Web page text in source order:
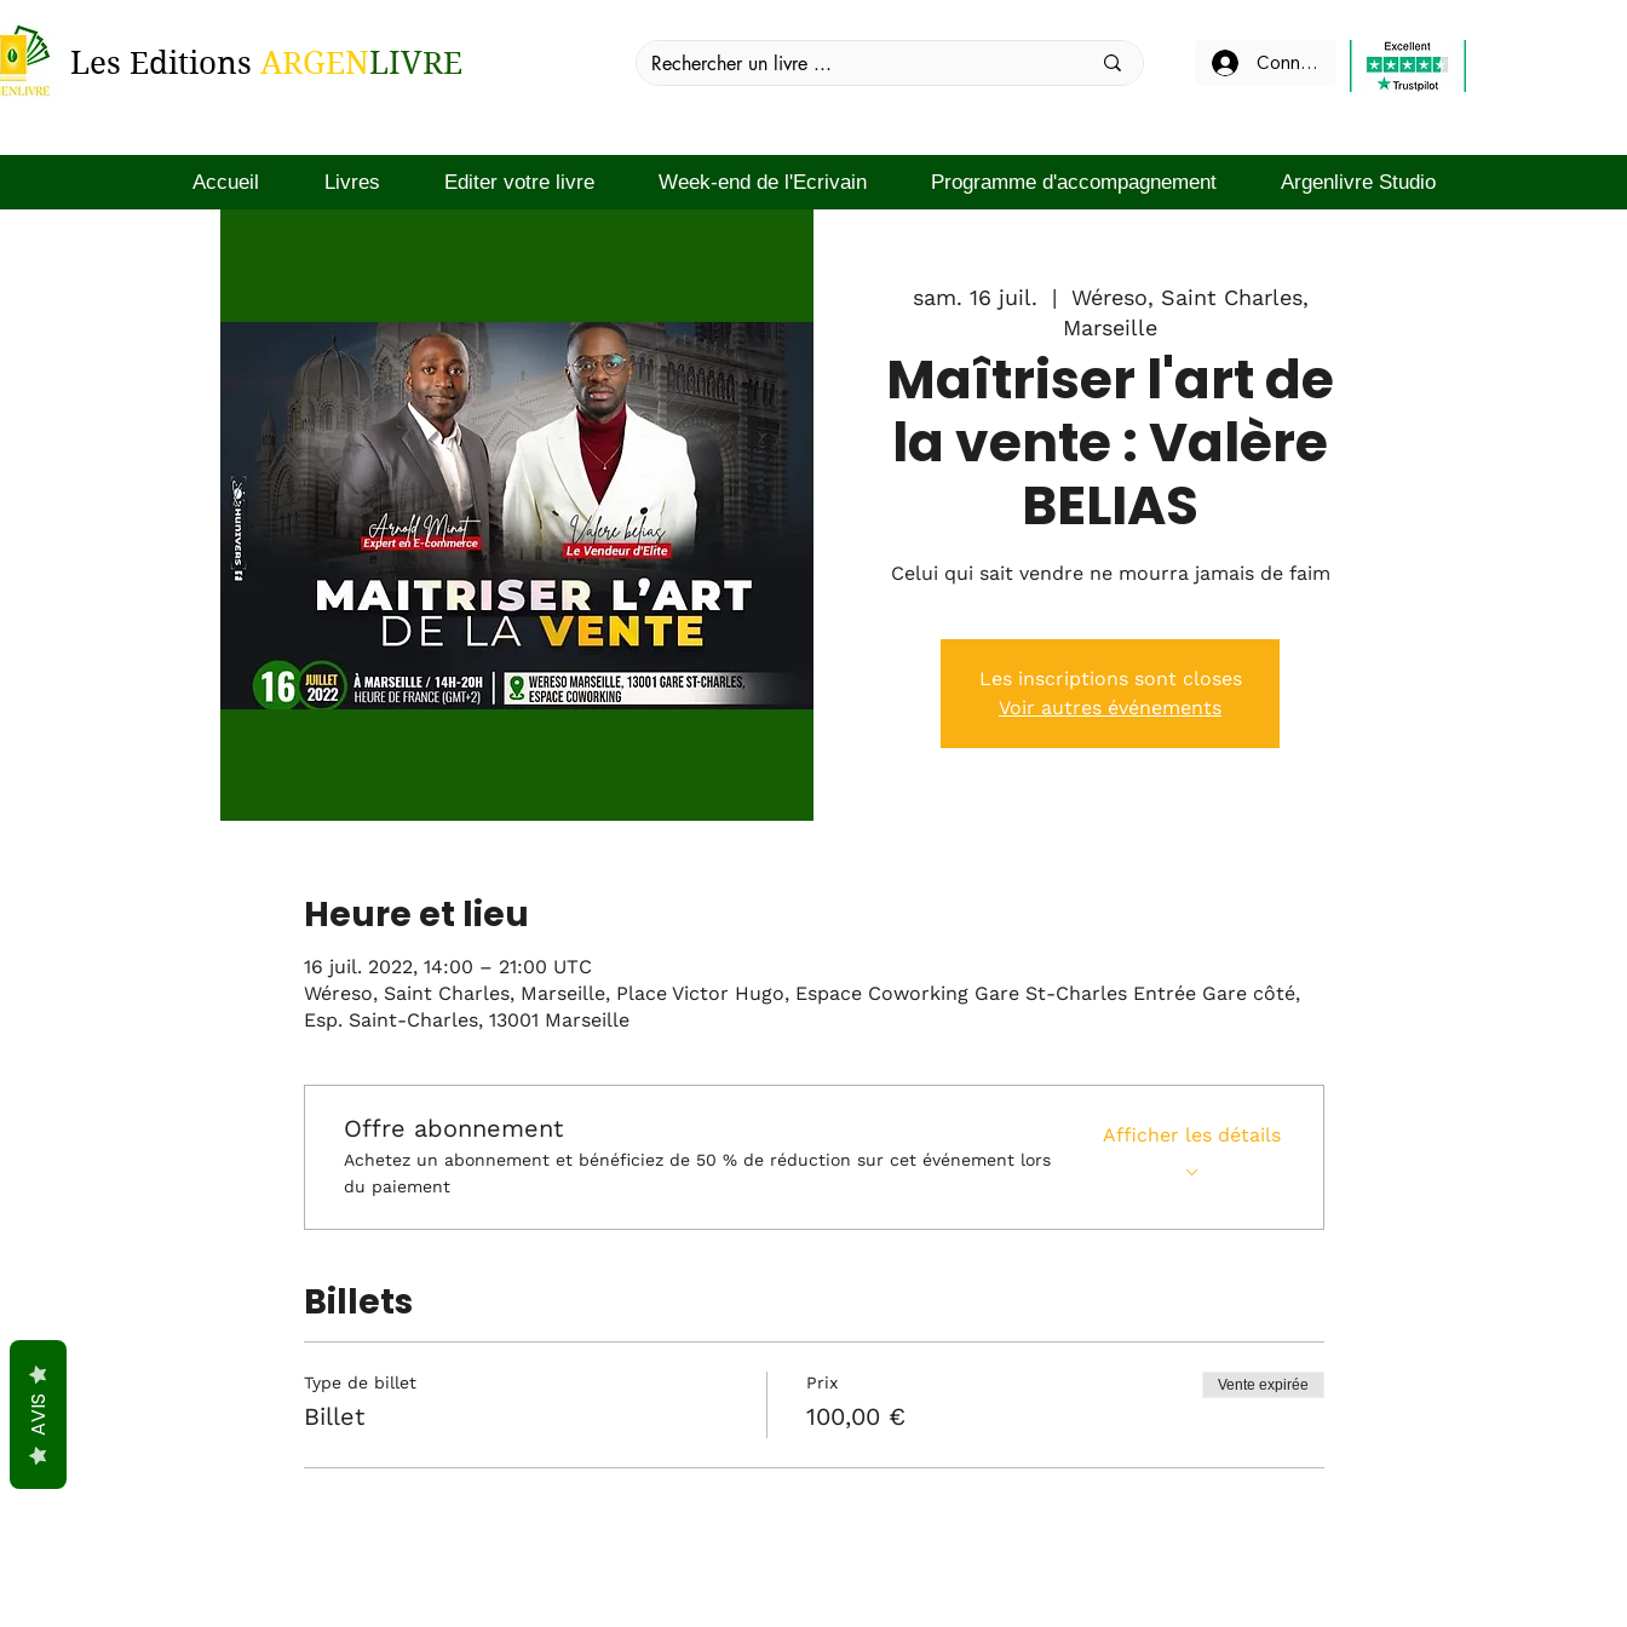
Les Editions ARGENLIVRE Connexion
Accueil Livres Editer votre livre Week-end de l'Ecrivain Programme d'accompagnement Argenlivre Studio
sam. 16 juil.
  |
Wéreso, Saint Charles,
Marseille
Maîtriser l'art de
la vente : Valère
BELIAS
Celui qui sait vendre ne mourra jamais de faim
Les inscriptions sont closes
Voir autres événements
Heure et lieu
16 juil. 2022, 14:00 – 21:00 UTC
Wéreso, Saint Charles, Marseille, Place Victor Hugo, Espace Coworking Gare St-Charles Entrée Gare côté,
Esp. Saint-Charles, 13001 Marseille
Offre abonnement
Achetez un abonnement et bénéficiez de 50 % de réduction sur cet événement lors
du paiement
Afficher les détails
Billets
Type de billet
Billet
Prix
100,00 €
Vente expirée
AVIS